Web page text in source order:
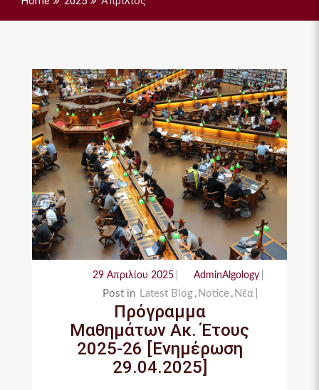
29 Απριλίου 2025 AdminAlgology
Post in Latest Blog , Notice , Νέα
Πρόγραμμα
Μαθημάτων Ακ. Έτους
2025-26 [Ενημέρωση
29.04.2025]